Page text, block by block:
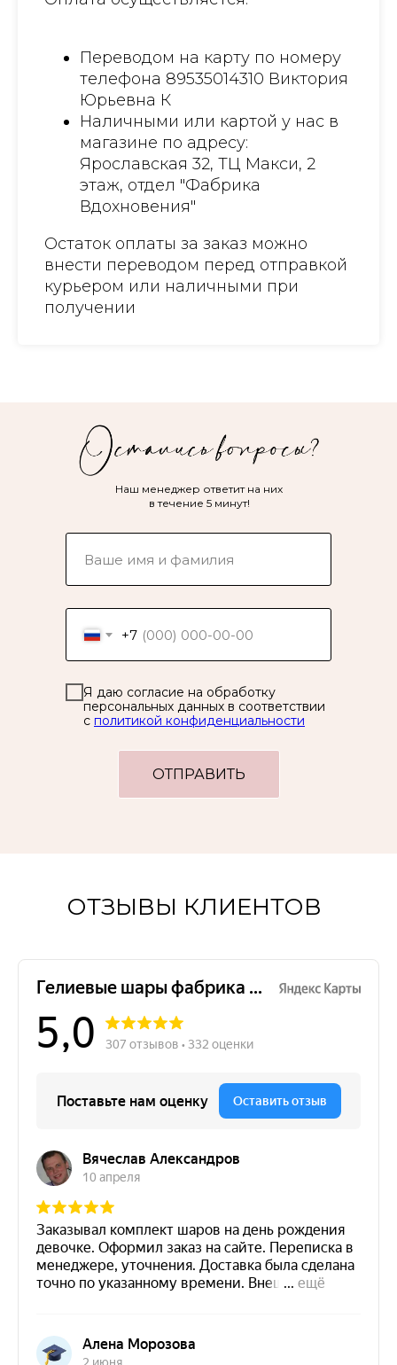
Переводом на карту по номеру
телефона 89535014310 Виктория
Юрьевна К
Наличными или картой у нас в
магазине по адресу:
Ярославская 32, ТЦ Макси, 2
этаж, отдел "Фабрика
Вдохновения"
Остаток оплаты за заказ можно
внести переводом перед отправкой
курьером или наличными при
получении
+7
Я даю согласие на обработку
персональных данных в соответствии
с политикой конфиденциальности
ОТПРАВИТЬ
Наш менеджер ответит на них
в течение 5 минут!
ОТЗЫВЫ КЛИЕНТОВ